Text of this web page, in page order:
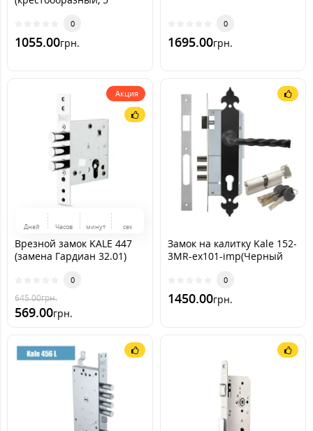
0
1055.00грн.
0
1695.00грн.
Акция
Дней Часов минут сек
Врезной замок KALE 447
(замена Гардиан 32.01)
0
645.00грн.
569.00грн.
Замок на калитку Kale 152-
3MR-ex101-imp(Черный
0
1450.00грн.